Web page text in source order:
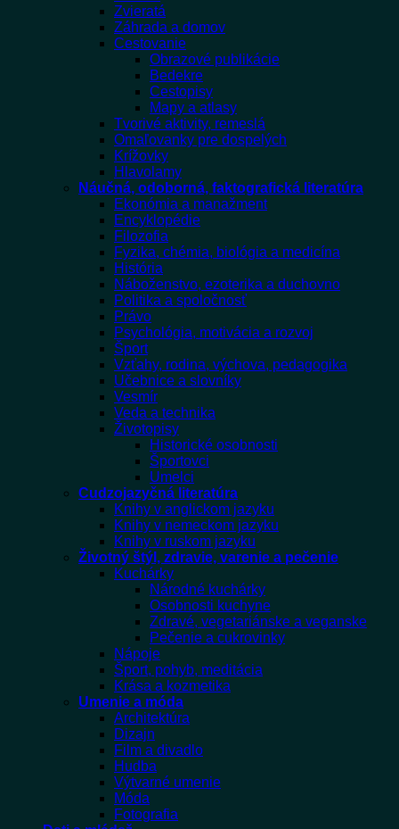
Zvieratá
Záhrada a domov
Cestovanie
Obrazové publikácie
Bedekre
Cestopisy
Mapy a atlasy
Tvorivé aktivity, remeslá
Omaľovanky pre dospelých
Krížovky
Hlavolamy
Náučná, odoborná, faktografická literatúra
Ekonómia a manažment
Encyklopédie
Filozofia
Fyzika, chémia, biológia a medicína
História
Náboženstvo, ezoterika a duchovno
Politika a spoločnosť
Právo
Psychológia, motivácia a rozvoj
Šport
Vzťahy, rodina, výchova, pedagogika
Učebnice a slovníky
Vesmír
Veda a technika
Životopisy
Historické osobnosti
Športovci
Umelci
Cudzojazyčná literatúra
Knihy v anglickom jazyku
Knihy v nemeckom jazyku
Knihy v ruskom jazyku
Životný štýl, zdravie, varenie a pečenie
Kuchárky
Národné kuchárky
Osobnosti kuchyne
Zdravé, vegetariánske a veganske
Pečenie a cukrovinky
Nápoje
Šport, pohyb, meditácia
Krása a kozmetika
Umenie a móda
Architektúra
Dizajn
Film a divadlo
Hudba
Výtvarné umenie
Móda
Fotografia